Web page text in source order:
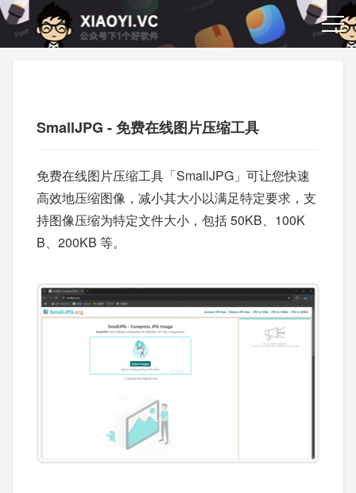
SmallJPG - 免费在线图片压缩工具
免费在线图片压缩工具「SmallJPG」可让您快速
高效地压缩图像，减小其大小以满足特定要求，支
持图像压缩为特定文件大小，包括 50KB、100K
B、200KB 等。